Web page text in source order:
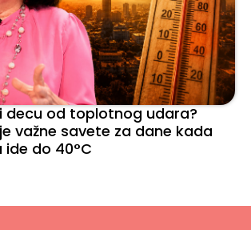
decu od toplotnog udara?
važne savete za dane kada
do 40°C